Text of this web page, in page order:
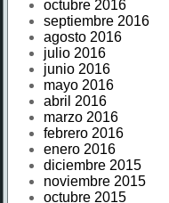
octubre 2016
septiembre 2016
agosto 2016
julio 2016
junio 2016
mayo 2016
abril 2016
marzo 2016
febrero 2016
enero 2016
diciembre 2015
noviembre 2015
octubre 2015